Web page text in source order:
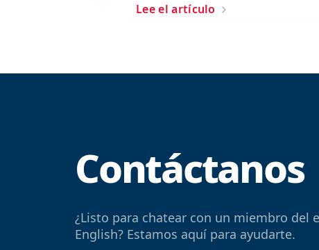
Lee el artículo
Contáctanos
¿Listo para chatear con un miembro del
English? Estamos aquí para ayudarte.